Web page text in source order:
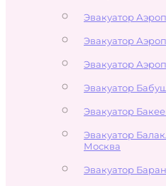
Эвакуатор
Эвакуатор
Эвакуатор
Эвакуатор
Эвакуатор
Эвакуатор
Москва
Эвакуатор